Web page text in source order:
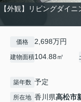
【外観】リビングダイ
価格 2,698万円
建物面積104.88㎡
築年数 予定
所在地 香川県高松市